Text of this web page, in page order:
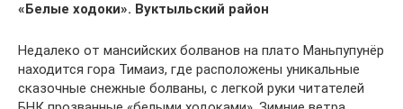
«Белые ходоки». Вуктыльский район
Недалеко от мансийских болванов на плато Маньпупунёр
находится гора Тимаиз, где расположены уникальные
сказочные снежные болваны, с легкой руки читателей